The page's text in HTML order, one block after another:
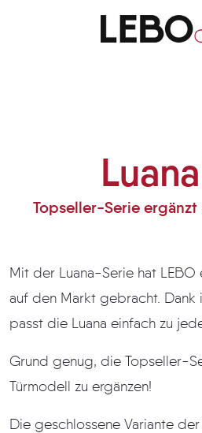
Topseller-Serie
Mit der Luana-Serie hat
auf den Markt gebracht. Dank ihrer Wandelbarkeit
passt die Luana einfach zu
Grund genug, die Topseller-
Türmodell zu ergänzen!
Die geschlossene Variante